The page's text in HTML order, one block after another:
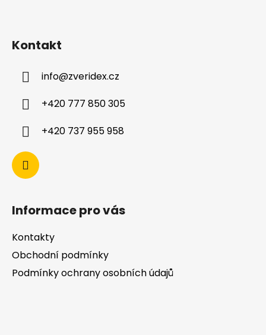
Kontakt
info@zveridex.cz
+420 777 850 305
+420 737 955 958
Informace pro vás
Kontakty
Obchodní podmínky
Podmínky ochrany osobních údajů